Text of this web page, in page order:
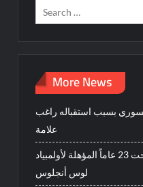
More News
بسبب استقباله راغب
علامة
مصر تستضيف كأس إفريقيا تحت 23 عاماً المؤهلة لأولمبياد
لوس أنجلوس